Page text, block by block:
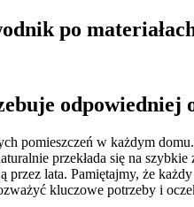
po
odpowiedniej
pomieszczeń w każdym
przekłada się na
lata. Pamiętajmy, że
kluczowe potrzeby i